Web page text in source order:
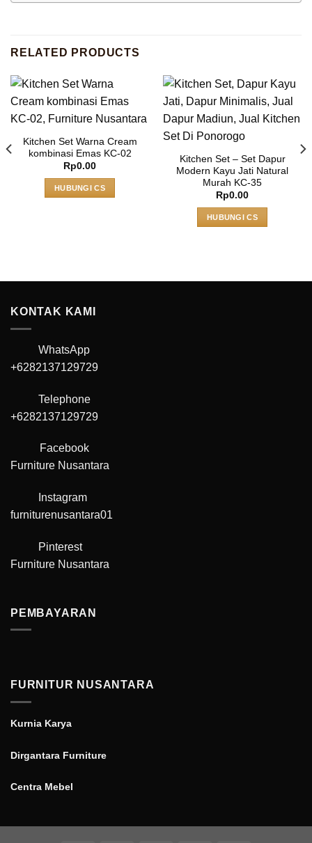
RELATED PRODUCTS
Kitchen Set Warna Cream
kombinasi Emas KC-02
Rp0.00
HUBUNGI CS
Kitchen Set – Set Dapur
Modern Kayu Jati Natural
Murah KC-35
Rp0.00
HUBUNGI CS
KONTAK KAMI
WhatsApp
+6282137129729
Telephone
+6282137129729
Facebook
Furniture Nusantara
Instagram
furniturenusantara01
Pinterest
Furniture Nusantara
PEMBAYARAN
FURNITUR NUSANTARA
Kurnia Karya
Dirgantara Furniture
Centra Mebel